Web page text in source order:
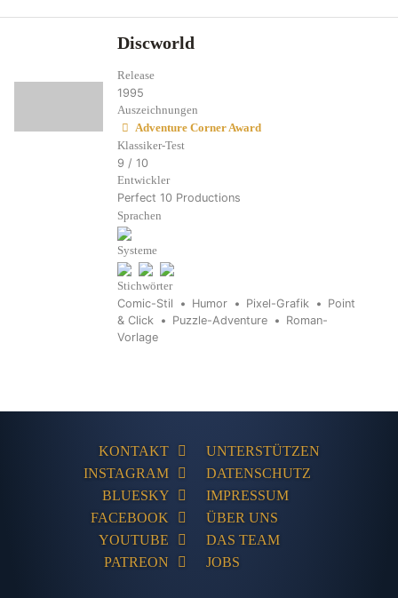
Discworld
Release
1995
Auszeichnungen
Adventure Corner Award
Klassiker-Test
9 / 10
Entwickler
Perfect 10 Productions
Sprachen
Systeme
Stichwörter
Comic-Stil Humor Pixel-Grafik
Point
& Click
Puzzle-Adventure
Roman-
Vorlage
KONTAKT
INSTAGRAM
BLUESKY
FACEBOOK
YOUTUBE
PATREON
UNTERSTÜTZEN
DATENSCHUTZ
IMPRESSUM
ÜBER UNS
DAS TEAM
JOBS